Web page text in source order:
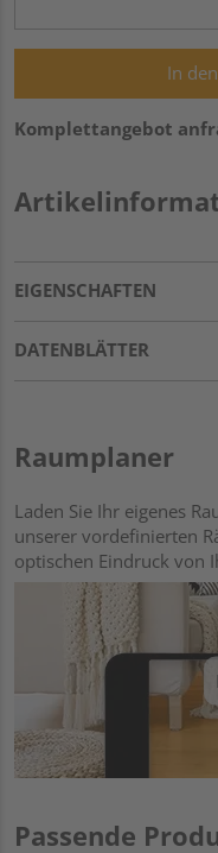
In
Komplettangebot
EIGENSCHAFTEN
DATENBLÄTTER
Raumplaner
Laden Sie Ihr eigenes
unserer vordefinierten
optischen Eindruck von
Passende